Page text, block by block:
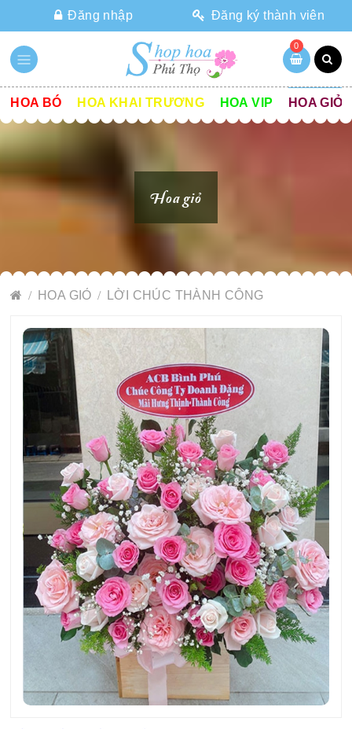
Đăng nhập Đăng ký thành viên
0
HOA BÓ HOA KHAI TRƯƠNG HOA VIP HOA GIỎ
Hoa giỏ
HOA GIỎ LỜI CHÚC THÀNH CÔNG